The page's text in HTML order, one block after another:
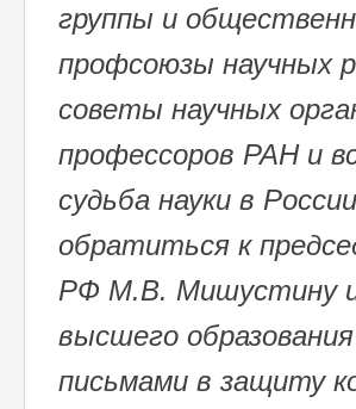
группы и
профсоюзы научных
советы научных
профессоров РАН и
судьба науки в
обратиться к
РФ М.В. Мишустину и
высшего
письмами в защиту